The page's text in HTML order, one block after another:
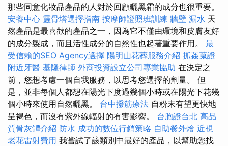
那些同意化妝品產品的人對於回顧曬黑霜的成分也很重要。
安養中心 靈骨塔選擇指南 按摩師證照班訓練 牆壁 漏水 天
然產品是最喜歡的產品之一，因為它不僅由環境和皮膚友好
的成分製成，而且活性成分的自然性也起著重要作用。 最
受信賴的SEO Agency選擇 陽明山花葬服務介紹 抓姦蒐證
附近牙醫 基隆律師 外商投資設立公司專業協助 在決定之
前，您想考慮一個自我服務，以思考您選擇的劑量。 但
是，並非每個人都想在陽光下度過幾個小時或在陽光下花幾
個小時來使用自然曬黑。 台中撥筋療法 自粉末有望更快地
呈褐色，而沒有紫外線輻射的有害影響。 台胞證台北 高品
質骨灰罈介紹 防水 成功的數位行銷策略 自助餐外燴 近視
老花雷射費用 我嘗試了該類別中最好的產品，以幫助您找